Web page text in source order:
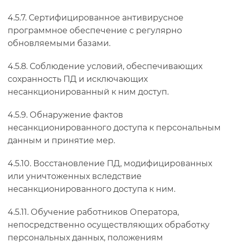
4.5.7. Сертифицированное антивирусное
программное обеспечение с регулярно
обновляемыми базами.
4.5.8. Соблюдение условий, обеспечивающих
сохранность ПД и исключающих
несанкционированный к ним доступ.
4.5.9. Обнаружение фактов
несанкционированного доступа к персональным
данным и принятие мер.
4.5.10. Восстановление ПД, модифицированных
или уничтоженных вследствие
несанкционированного доступа к ним.
4.5.11. Обучение работников Оператора,
непосредственно осуществляющих обработку
персональных данных, положениям